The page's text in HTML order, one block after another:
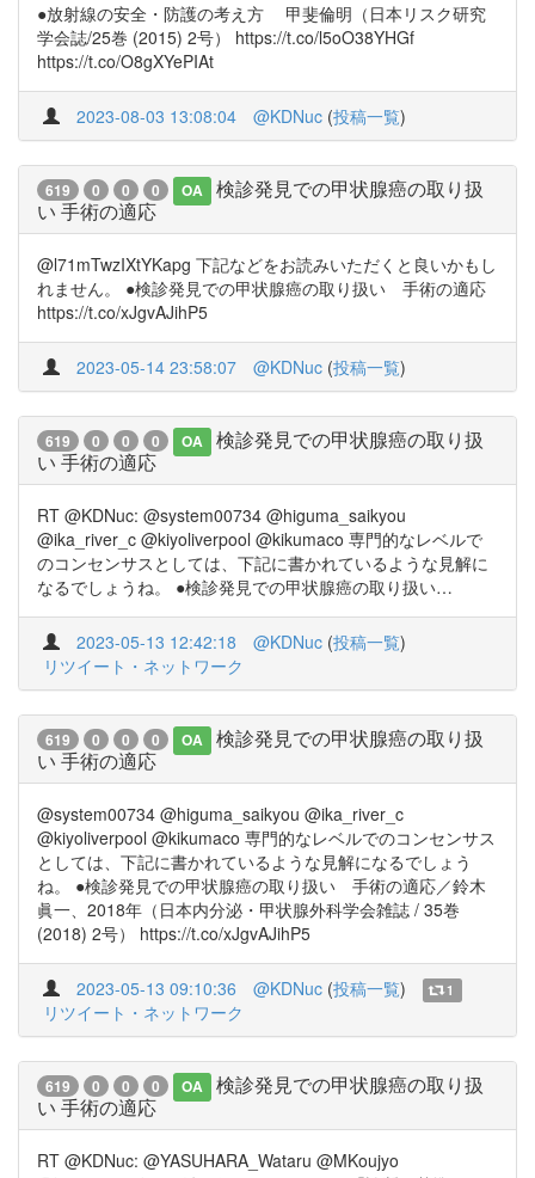
●放射線の安全・防護の考え方 甲斐倫明（日本リスク研究
学会誌/25巻 (2015) 2号） https://t.co/l5oO38YHGf
https://t.co/O8gXYePIAt
2023-08-03 13:08:04 @KDNuc (投稿一覧)
619 0 0 0 OA
検診発見での甲状腺癌の取り扱
い 手術の適応
@l71mTwzIXtYKapg 下記などをお読みいただくと良いかもし
れません。 ●検診発見での甲状腺癌の取り扱い 手術の適応
https://t.co/xJgvAJihP5
2023-05-14 23:58:07 @KDNuc (投稿一覧)
619 0 0 0 OA
検診発見での甲状腺癌の取り扱
い 手術の適応
RT @KDNuc: @system00734 @higuma_saikyou
@ika_river_c @kiyoliverpool @kikumaco 専門的なレベルで
のコンセンサスとしては、下記に書かれているような見解に
なるでしょうね。 ●検診発見での甲状腺癌の取り扱い…
2023-05-13 12:42:18 @KDNuc (投稿一覧)
リツイート・ネットワーク
619 0 0 0 OA
検診発見での甲状腺癌の取り扱
い 手術の適応
@system00734 @higuma_saikyou @ika_river_c
@kiyoliverpool @kikumaco 専門的なレベルでのコンセンサス
としては、下記に書かれているような見解になるでしょう
ね。 ●検診発見での甲状腺癌の取り扱い 手術の適応／鈴木
眞一、2018年（日本内分泌・甲状腺外科学会雑誌 / 35巻
(2018) 2号） https://t.co/xJgvAJihP5
2023-05-13 09:10:36 @KDNuc (投稿一覧) 1
リツイート・ネットワーク
619 0 0 0 OA
検診発見での甲状腺癌の取り扱
い 手術の適応
RT @KDNuc: @YASUHARA_Wataru @MKoujyo